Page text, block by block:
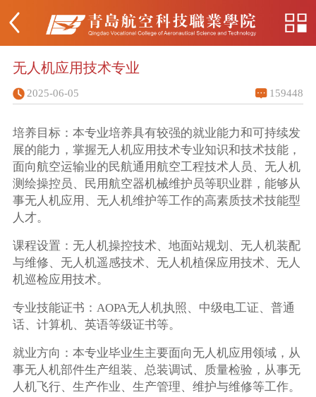
无人机应用技术专业
2025-06-05 159448
培养目标：本专业培养具有较强的就业能力和可持续发
展的能力，掌握无人机应用技术专业知识和技术技能，
面向航空运输业的民航通用航空工程技术人员、无人机
测绘操控员、民用航空器机械维护员等职业群，能够从
事无人机应用、无人机维护等工作的高素质技术技能型
人才。
课程设置：无人机操控技术、地面站规划、无人机装配
与维修、无人机遥感技术、无人机植保应用技术、无人
机巡检应用技术。
专业技能证书：AOPA无人机执照、中级电工证、普通
话、计算机、英语等级证书等。
就业方向：本专业毕业生主要面向无人机应用领域，从
事无人机部件生产组装、总装调试、质量检验，从事无
人机飞行、生产作业、生产管理、维护与维修等工作。